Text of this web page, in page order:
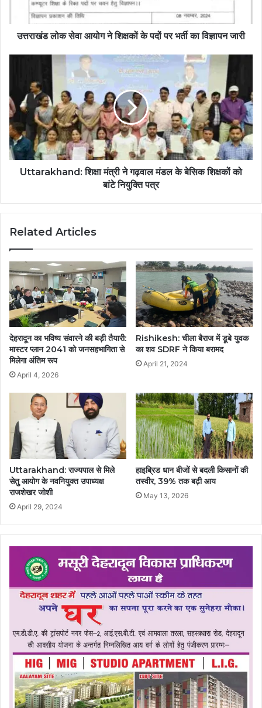
उत्तराखंड लोक सेवा आयोग ने शिक्षकों के पदों पर भर्ती का विज्ञापन जारी
Uttarakhand: शिक्षा मंत्री ने गढ़वाल मंडल के बेसिक शिक्षकों को
बांटे नियुक्ति पत्र
Related Articles
देहरादून का भविष्य संवारने की बड़ी तैयारी:
मास्टर प्लान 2041 को जनसहभागिता से
मिलेगा अंतिम रूप
April 4, 2026
Rishikesh: चीला बैराज में डूबे युवक
का शव SDRF ने किया बरामद
April 21, 2024
Uttarakhand: राज्यपाल से मिले
सेतु आयोग के नवनियुक्त उपाध्यक्ष
राजशेखर जोशी
April 29, 2024
हाइब्रिड धान बीजों से बदली किसानों की
तस्वीर, 39% तक बढ़ी आय
May 13, 2026